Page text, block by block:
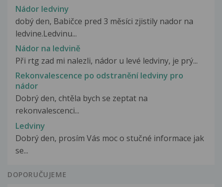
Nádor ledviny
dobý den, Babičce pred 3 měsíci zjistily nador na
ledvine.Ledvinu...
Nádor na ledvině
Při rtg zad mi nalezli, nádor u levé ledviny, je prý...
Rekonvalescence po odstranění ledviny pro
nádor
Dobrý den, chtěla bych se zeptat na
rekonvalescenci...
Ledviny
Dobrý den, prosím Vás moc o stučné informace jak
se...
DOPORUČUJEME